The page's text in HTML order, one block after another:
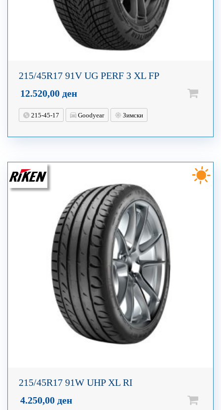
215/45R17 91V UG PERF 3 XL FP
12.520,00 ден
215-45-17 Goodyear Зимски
215/45R17 91W UHP XL RI
4.250,00 ден